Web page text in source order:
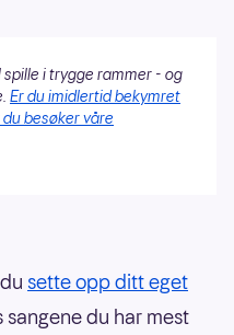
i trygge rammer - og
Er du imidlertid bekymret
besøker våre
sette opp ditt eget
sangene du har mest